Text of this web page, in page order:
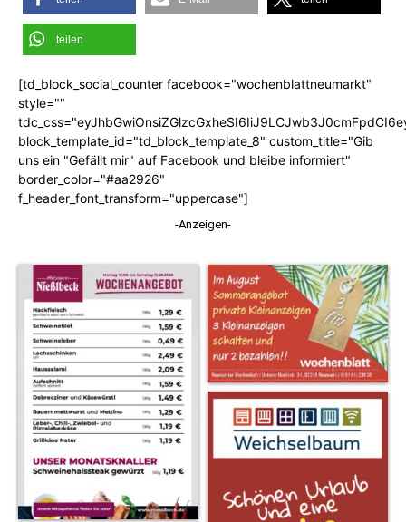
teilen
[td_block_social_counter facebook="wochenblattneumarkt"
style=""
block_template_id="td_block_template_8" custom_title="Gib
uns ein "Gefällt mir" auf Facebook und bleibe informiert"
border_color="#aa2926"
f_header_font_transform="uppercase"]
-Anzeigen-